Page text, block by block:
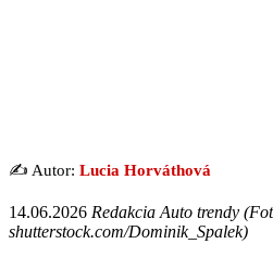
✍️ Autor: Lucia Horváthová
14.06.2026 Redakcia Auto trendy
shutterstock.com/Dominik_Spalek)